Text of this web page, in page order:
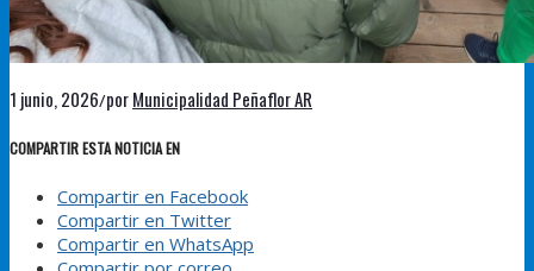
1 junio, 2026/porMunicipalidad Peñaflor AR
COMPARTIR ESTA NOTICIA EN
Compartir en Facebook
Compartir en Twitter
Compartir en WhatsApp